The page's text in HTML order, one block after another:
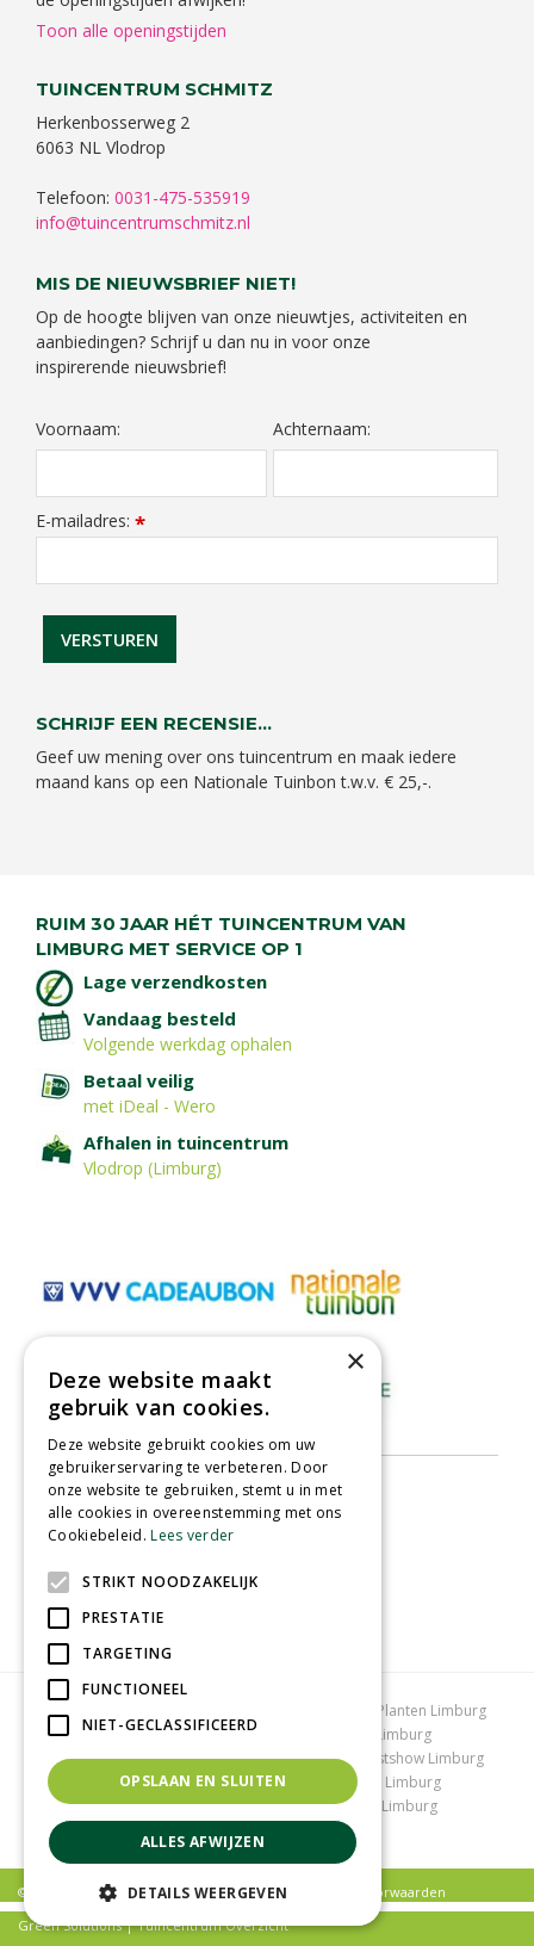
Toon alle openingstijden
TUINCENTRUM SCHMITZ
Herkenbosserweg 2
6063 NL Vlodrop
Telefoon: 0031-475-535919
info@tuincentrumschmitz.nl
MIS DE NIEUWSBRIEF NIET!
Op de hoogte blijven van onze nieuwtjes, activiteiten en
aanbiedingen? Schrijf u dan nu in voor onze
inspirerende nieuwsbrief!
Voornaam: Achternaam:
E-mailadres: *
SCHRIJF EEN RECENSIE...
Geef uw mening over ons tuincentrum en maak iedere
maand kans op een Nationale Tuinbon t.w.v. € 25,-.
RUIM 30 JAAR HÉT TUINCENTRUM VAN
LIMBURG MET SERVICE OP 1
Lage verzendkosten
Vandaag besteld
Volgende werkdag ophalen
Betaal veilig
met iDeal - Wero
Afhalen in tuincentrum
Vlodrop (Limburg)
Tuincentrum Limburg
Planten Limburg
Bomen en struiken Limburg
Tuinplanten Limburg
Tuincentrum Vlodrop Gartencenter Vlodrop
Kerstshow Limburg
Kerstverlichting Lemax huisjes
Vijvervissen Limburg
Graszoden kopen Limburg Tuinmeubelen Limburg
Tuincentrum Roermond
© Tuincentrum Schmitz |Privacy policy|
Algemene voorwaarden
Green Solutions|Tuincentrum Overzicht
×
Deze website maakt
gebruik van cookies.
Deze website gebruikt cookies om uw
gebruikerservaring te verbeteren. Door
onze website te gebruiken, stemt u in met
alle cookies in overeenstemming met ons
Cookiebeleid.Lees verder
STRIKT NOODZAKELIJK
PRESTATIE
TARGETING
FUNCTIONEEL
NIET-GECLASSIFICEERD
OPSLAAN EN SLUITEN
ALLES AFWIJZEN
DETAILS WEERGEVEN